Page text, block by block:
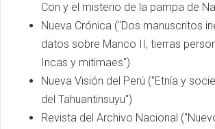
Con y el misterio de la pampa de
Nueva Crónica ("Dos manuscritos
datos sobre Manco II, tierras
Incas y mitimaes")
Nueva Visión del Perú ("Etnía y
del Tahuantinsuyu")
Revista del Archivo Nacional